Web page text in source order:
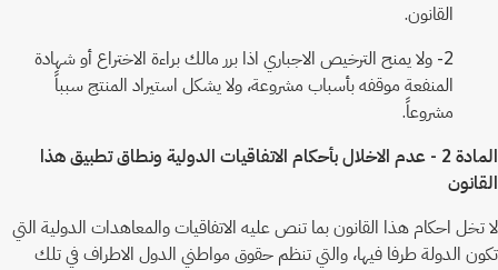
القانون.
2- ولا يمنح الترخيص الاجباري اذا برر مالك براءة الاختراع أو شهادة
المنفعة موقفه بأسباب مشروعة، ولا يشكل استيراد المنتج سبباً
مشروعاً.
المادة 2 - عدم الاخلال بأحكام الاتفاقيات الدولية ونطاق تطبيق هذا
القانون
لا تخل احكام هذا القانون بما تنص عليه الاتفاقيات والمعاهدات الدولية التي
تكون الدولة طرفا فيها، والتي تنظم حقوق مواطني الدول الاطراف في تلك